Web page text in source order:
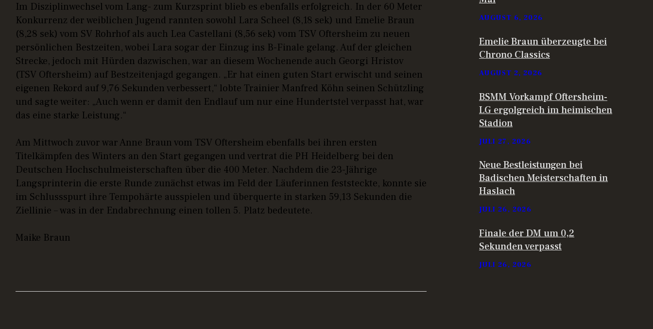
Im Disziplinwechsel vom Lang- zum Kurzsprint blieb es ebenfalls erfolgreich. In der 60 Meter
Konkurrenz der weiblichen Jugend rannten sowohl Lara Scheel (8,18 sek) und Emelie Braun
(8,28 sek) vom SV Rohrhof als auch Lea Castellani (8,56 sek) vom TSV Oftersheim zu neuen
persönlichen Bestzeiten, wobei Lara sogar der Einzug ins B-Finale gelang. Auf der gleichen
Strecke, jedoch mit Hürden dazwischen, war an diesem Wochenende auch Georgi Hristov
(TSV Oftersheim) auf Bestzeitenjagd gegangen. „Er hat einen guten Start erwischt und seinen
eigenen Rekord auf 9,76 Sekunden verbessert,“ lobte Trainier Manfred Köhn seinen Schützling
und sagte weiter: „Auch wenn er damit den Endlauf um nur eine Hundertstel verpasst hat, war
das eine starke Leistung.“
Am Mittwoch zuvor war Anne Braun vom TSV Oftersheim ebenfalls bei ihren ersten
Titelkämpfen des Winters an den Start gegangen und vertrat die PH Heidelberg bei den
Deutschen Hochschulmeisterschaften über die 400 Meter. Nachdem die 23-Jährige
Langsprinterin die erste Runde zunächst etwas im Feld der Läuferinnen feststeckte, konnte sie
im Schlussspurt ihre Tempohärte ausspielen und überquerte in starken 59,13 Sekunden die
Ziellinie – was in der Endabrechnung einen tollen 5. Platz bedeutete.
Maike Braun
AUGUST 6, 2026
Emelie Braun überzeugte bei
Chrono Classics
AUGUST 2, 2026
BSMM Vorkampf Oftersheim-
LG ergolgreich im heimischen
Stadion
JULI 27, 2026
Neue Bestleistungen bei
Badischen Meisterschaften in
Haslach
JULI 26, 2026
Finale der DM um 0,2
Sekunden verpasst
JULI 26, 2026